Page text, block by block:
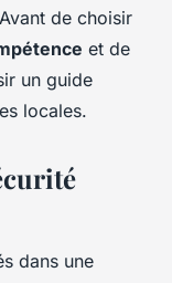
de choisir
et de
un guide
locales.
dans une